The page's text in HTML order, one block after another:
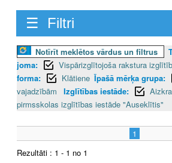
☰ Filtri
Notīrīt meklētos vārdus un filtrus
joma:
Vispārizglītojoša rakstura
forma:
Klātiene Īpašā mērķa grupa:
vajadzībām
Izglītības iestāde:
pirmsskolas izglītības iestāde "Auseklītis"
1
Rezultāti : 1 - 1 no 1